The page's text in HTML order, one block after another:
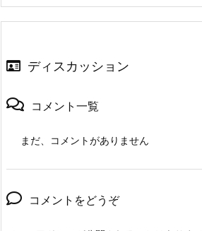
ディスカッション
コメント一覧
まだ、コメントがありません
コメントをどうぞ